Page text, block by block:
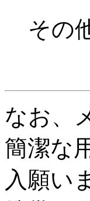
その
なお、
簡潔な
入願い